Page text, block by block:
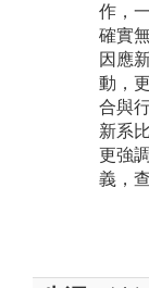
作，
確實
因應
動，
合與
新系
更強
義，